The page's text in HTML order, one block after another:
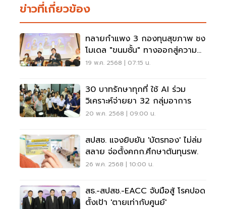
ข่าวที่เกี่ยวข้อง
ทลายกำแพง 3 กองทุนสุขภาพ ชง
โมเดล "ขนมชั้น" ทางออกสู่ความ
เท่าเทียม
19 พ.ค. 2568 | 07:15 น.
30 บาทรักษาทุกที่ ใช้ AI ร่วม
วิเคราะห์จ่ายยา 32 กลุ่มอาการ
20 พ.ค. 2568 | 09:00 น.
สปสช. แจงยิบยัน 'บัตรทอง' ไม่ล่ม
สลาย จ่อตั้งคกก.ศึกษาต้นทุนรพ.
26 พ.ค. 2568 | 10:00 น.
สธ.-สปสช.-EACC จับมือสู้ โรคปอด
ตั้งเป้า 'ตายเท่ากับศูนย์'